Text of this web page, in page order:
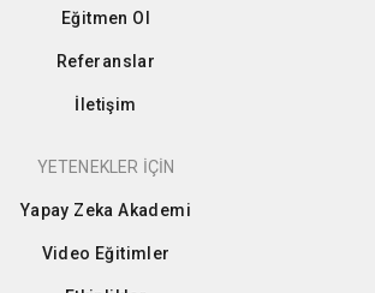
Eğitmen Ol
Referanslar
İletişim
YETENEKLER İÇİN
Yapay Zeka Akademi
Video Eğitimler